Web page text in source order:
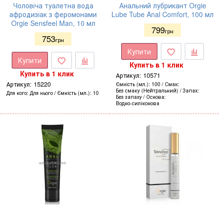
Чоловіча туалетна вода
афродизіак з феромонами
Orgie Sensfeel Man, 10 мл
753грн
Купити
Купить в 1 клик
Артикул: 15220
Для кого Для нього Ємність (мл.) 10
Анальний лубрикант Orgie
Lube Tube Anal Comfort, 100 мл
799грн
Купити
Купить в 1 клик
Артикул: 10571
Ємність (мл.) 100
Смак
Без смаку (Нейтральний)
Запах
Без запаху
Основа
Водно-силіконова